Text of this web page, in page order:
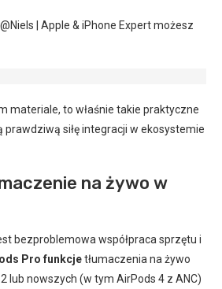
| Apple & iPhone Expert możesz
materiale, to właśnie takie praktyczne
siłę integracji w ekosystemie
na żywo w
bezproblemowa współpraca sprzętu i
Pro funkcjetłumaczenia na żywo
lub nowszych (w tym AirPods 4 z ANC)